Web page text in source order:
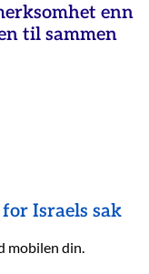
enn
til sammen
Israels sak
mobilen din.